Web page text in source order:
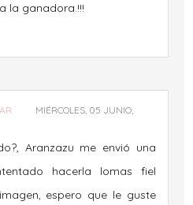
la ganadora.!!!
MIÉRCOLES, 05 JUNIO,
Aranzazu me envió una
hacerla lomas fiel
espero que le guste